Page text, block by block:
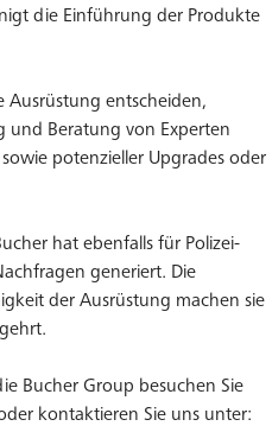
die Einführung der Produkte
Ausrüstung entscheiden,
und Beratung von Experten
potenzieller Upgrades oder
hat ebenfalls für Polizei-
generiert. Die
der Ausrüstung machen sie
Bucher Group besuchen Sie
kontaktieren Sie uns unter: